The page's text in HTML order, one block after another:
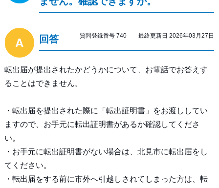
回答 質問登録番号 740 最終更新日 2026年03月27日
転出届が提出されたかどうかについて、お電話でお答えす
ることはできません。
・転出届を提出された際に「転出証明書」をお渡ししてい
ますので、お手元に転出証明書があるか確認してくださ
い。
・お手元に転出証明書がない場合は、北見市に転出届をし
てください。
・転出届をする前に市外へ引越しされてしまった方は、転